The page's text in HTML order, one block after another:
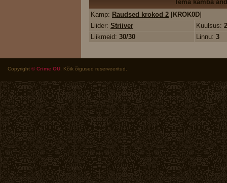
Tema kamba
Kamp: Raudsed krokod 2 [KROK0D]
Liider: Striiver Kuulsus:
Liikmeid: 30/30 Linnu: 3
Copyright © Crime OÜ . Kõik õigused reserveeritud.